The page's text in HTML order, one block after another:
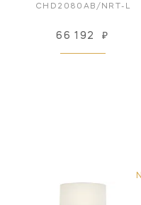
CHD2080AB/NRT-L
66 192 ₽